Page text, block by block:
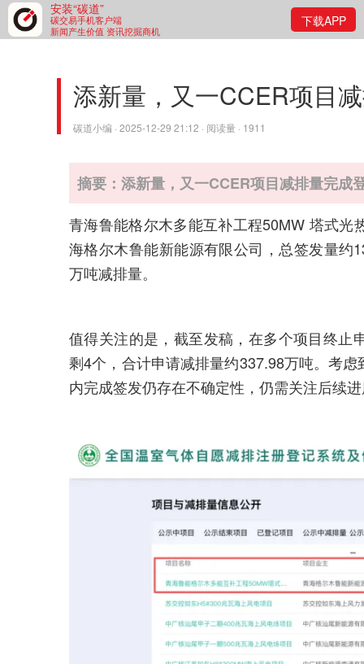
安装“碳道”
碳交易手机客户端
新闻产生价值 资讯挖掘商机
下载APP
添新量，又一CCER项目
碳道小编 · 2025-12-29 21:12 · 阅读量 · 1911
摘要：添新量，又一CCER项目减排量完成
青海鲁能格尔木多能互补工程50MW 塔式
海格尔木鲁能新能源有限公司，总签发量约
万吨减排量。
值得关注的是，截至发稿，在多个项目终止
剩4个，合计申请减排量约337.98万吨。考
内完成签发仍存在不确定性，仍需关注后续